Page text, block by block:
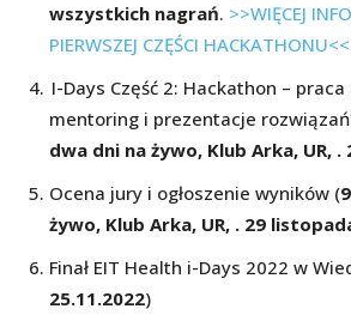
wszystkich nagrań. >>WIĘCEJ
PIERWSZEJ CZĘŚCI HACKATHONU<<
I-Days Część 2: Hackathon – praca
mentoring i prezentacje
dwa dni na żywo, Klub Arka, UR,
Ocena jury i ogłoszenie wyników (
żywo, Klub Arka, UR, . 29
Finał EIT Health i-Days 2022 w
25.11.2022)